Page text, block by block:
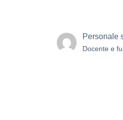
Personale
Docente e